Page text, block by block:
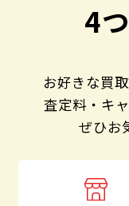
4
お好きな買
査定料・キ
ぜひお